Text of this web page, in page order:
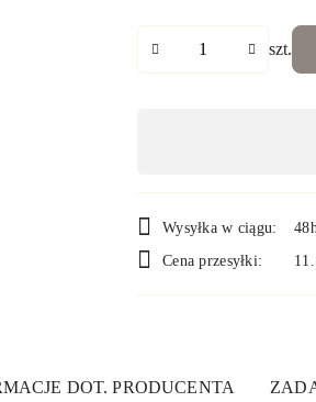
szt.
płatność
i
dostawa
Wysyłka w ciągu:
48h
Cena przesyłki:
DOT. PRODUCENTA